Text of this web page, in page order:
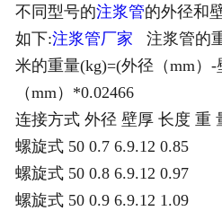
不同型号的注浆管的外径和
如下:注浆管厂家
注浆管的
米的重量(kg)=(外径（mm）
（mm）*0.02466
连接方式 外径 壁厚 长度 重
螺旋式 50 0.7 6.9.12 0.85
螺旋式 50 0.8 6.9.12 0.97
螺旋式 50 0.9 6.9.12 1.09